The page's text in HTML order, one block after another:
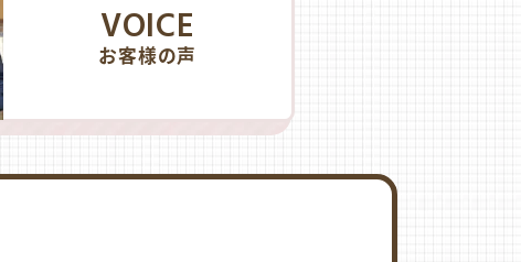
VOICE
お客様の声